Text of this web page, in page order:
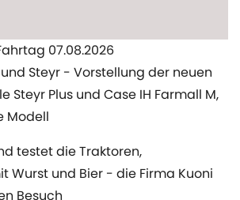
07.08.2026
Steyr - Vorstellung der neuen
Steyr Plus und Case IH Farmall M,
Modell
testet die Traktoren,
Wurst und Bier - die Firma Kuoni
Besuch